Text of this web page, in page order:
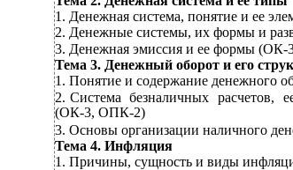
1. Денежная система, понятие и ее
2. Денежные системы, их формы и
3. Денежная эмиссия и ее формы (ОК-
Тема 3. Денежный оборот и его
1. Понятие и содержание денежного
2. Система безналичных расчетов,
(ОК-3, ОПК-2)
3. Основы организации наличного
Тема 4. Инфляция
1. Причины, сущность и виды